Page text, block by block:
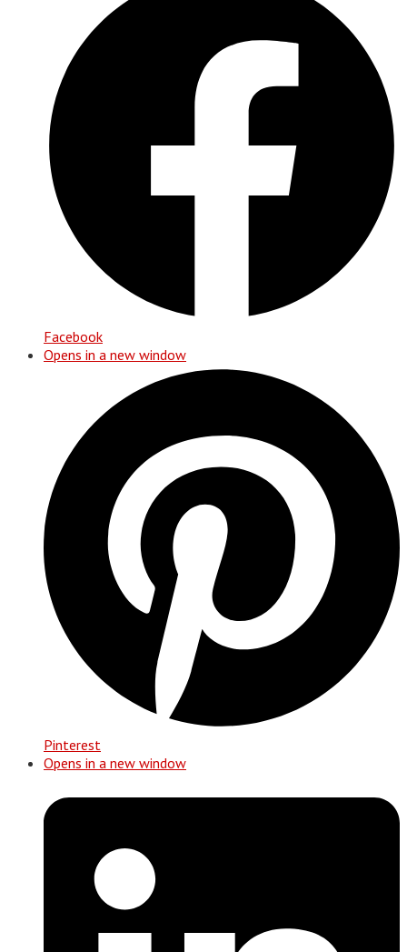
Facebook
Opens in a new window
Pinterest
Opens in a new window